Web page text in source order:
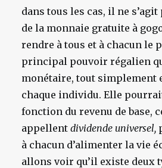
dans tous les cas, il ne
de la monnaie gratuite à
rendre à tous et à chacun le
principal pouvoir régalien
monétaire, tout simplement
chaque individu. Elle
fonction du revenu de base,
appellent dividende universel,
à chacun d’alimenter la vie
allons voir qu’il existe deux